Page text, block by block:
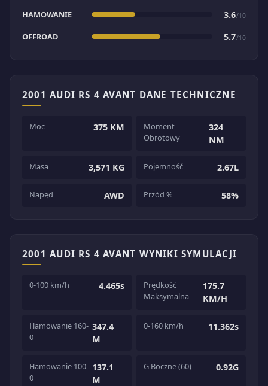
HAMOWANIE 3.6/10
OFFROAD 5.7/10
2001 AUDI RS 4 AVANT DANE TECHNICZNE
Moc 375 KM
Moment
Obrotowy
324
NM
Masa 3,571 KG Pojemność 2.67L
Napęd AWD Przód % 58%
2001 AUDI RS 4 AVANT WYNIKI SYMULACJI
0-100 km/h 4.465s
Prędkość
Maksymalna
175.7
KM/H
Hamowanie 160-
0
347.4
M
0-160 km/h 11.362s
Hamowanie 100-
0
137.1
M
G Boczne (60) 0.92G